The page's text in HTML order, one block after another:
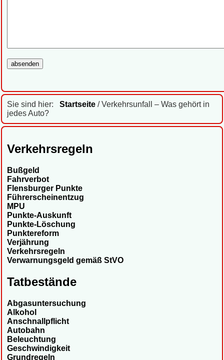
Sie sind hier: Startseite / Verkehrsunfall – Was gehört in
jedes Auto?
Verkehrsregeln
Bußgeld
Fahrverbot
Flensburger Punkte
Führerscheinentzug
MPU
Punkte-Auskunft
Punkte-Löschung
Punktereform
Verjährung
Verkehrsregeln
Verwarnungsgeld gemäß StVO
Tatbestände
Abgasuntersuchung
Alkohol
Anschnallpflicht
Autobahn
Beleuchtung
Geschwindigkeit
Grundregeln